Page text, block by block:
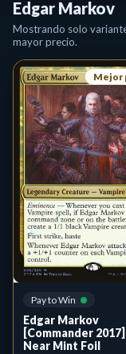
Edgar Markov
Mostrando solo
mayor precio.
Mejor
Pay to Win
Edgar Markov
[Commander
Near Mint Foil